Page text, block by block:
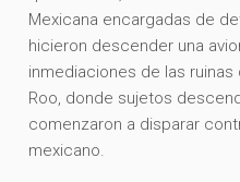
Mexicana encargadas de
hicieron descender una
inmediaciones de las ruinas
Roo, donde sujetos
comenzaron a disparar
mexicano.